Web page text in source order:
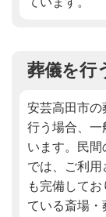
葬儀を行
安芸高田市の
行う場合、一
います。民
では、ご利
も完備して
ている斎場・